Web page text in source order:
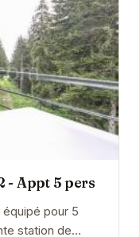
- Appt 5 pers
pour 5
station de